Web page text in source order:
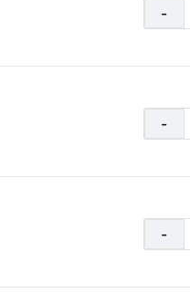
-
-
-